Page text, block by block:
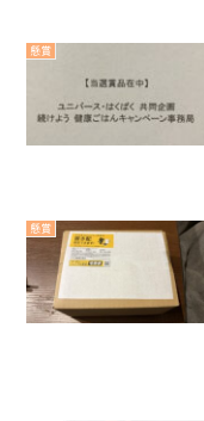
懸賞
懸賞